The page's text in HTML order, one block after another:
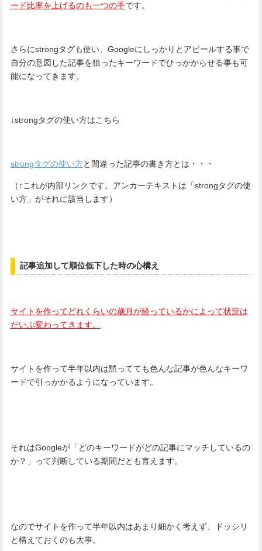
ード比率を上げるのも一つの手です。
さらにstrongタグも使い、Googleにしっかりとアピールする事で
自分の意図した記事を狙ったキーワードでひっかからせる事も可
能になってきます。
↓strongタグの使い方はこちら
strongタグの使い方と間違った記事の書き方とは・・・
（↑これが内部リンクです。アンカーテキストは「strongタグの使
い方」がそれに該当します）
記事追加して順位低下した時の心構え
サイトを作ってどれくらいの歳月が経っているかによって状況は
だいぶ変わってきます。
サイトを作って半年以内は黙ってても色んな記事が色んなキーワ
ードで引っかかるようになっています。
それはGoogleが「どのキーワードがどの記事にマッチしているの
か？」って判断している期間だとも言えます。
なのでサイトを作って半年以内はあまり細かく考えず、ドッシリ
と構えておくのも大事。